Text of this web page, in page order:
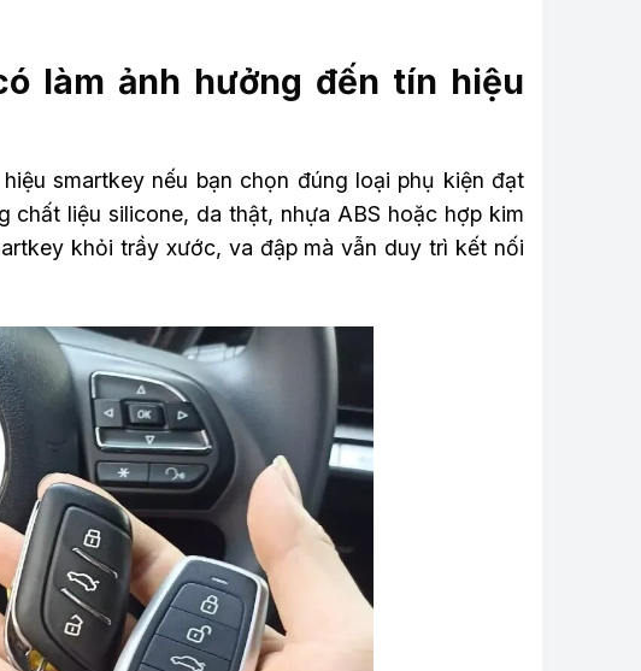
làm ảnh hưởng đến tín hiệu
smartkey nếu bạn chọn đúng loại phụ kiện đạt
liệu silicone, da thật, nhựa ABS hoặc hợp kim
khỏi trầy xước, va đập mà vẫn duy trì kết nối